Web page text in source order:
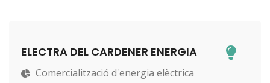
ELECTRA DEL CARDENER ENERGIA
Comercialització d'energia elèctrica